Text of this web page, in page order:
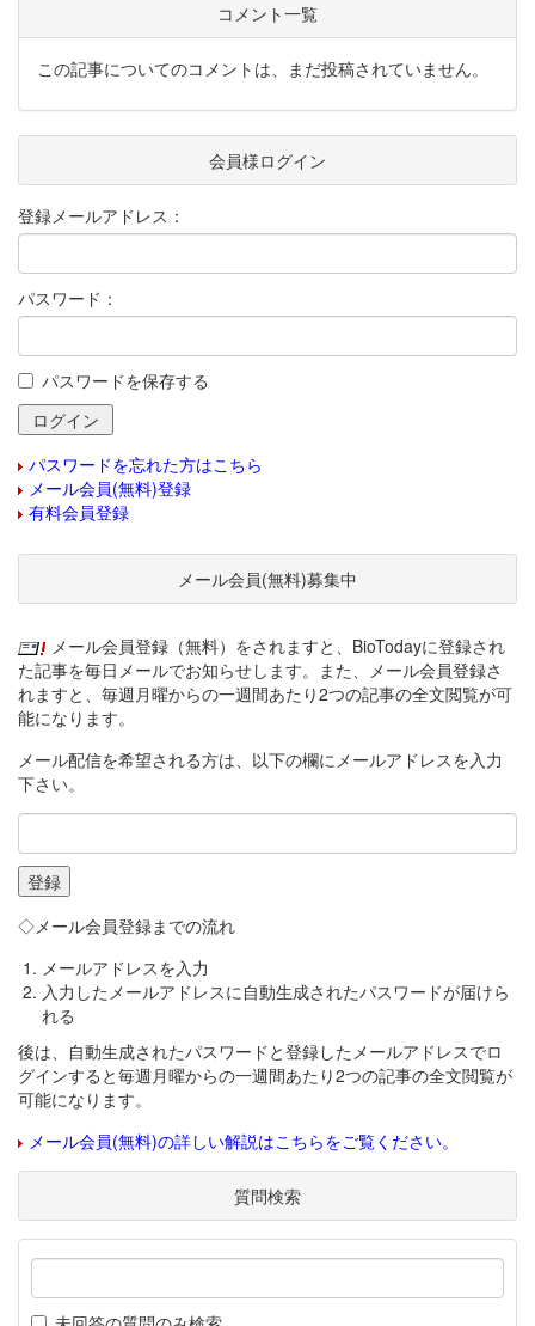
コメント一覧
この記事についてのコメントは、まだ投稿されていません。
会員様ログイン
登録メールアドレス：
パスワード：
パスワードを保存する
パスワードを忘れた方はこちら
メール会員(無料)登録
有料会員登録
メール会員(無料)募集中
メール会員登録（無料）をされますと、BioTodayに登録され
た記事を毎日メールでお知らせします。また、メール会員登録さ
れますと、毎週月曜からの一週間あたり2つの記事の全文閲覧が可
能になります。
メール配信を希望される方は、以下の欄にメールアドレスを入力
下さい。
◇メール会員登録までの流れ
メールアドレスを入力
入力したメールアドレスに自動生成されたパスワードが届けら
れる
後は、自動生成されたパスワードと登録したメールアドレスでロ
グインすると毎週月曜からの一週間あたり2つの記事の全文閲覧が
可能になります。
メール会員(無料)の詳しい解説はこちらをご覧ください。
質問検索